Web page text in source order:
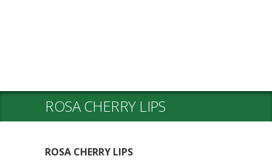
ROSA CHERRY LIPS
ROSA CHERRY LIPS